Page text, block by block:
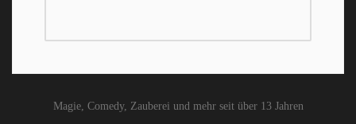
Magie, Comedy, Zauberei und mehr seit über 13 Jahren